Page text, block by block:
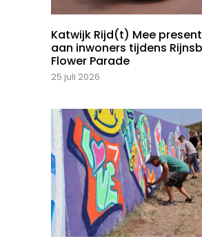
Katwijk Rijd(t) Mee
aan inwoners tijdens
Flower Parade
25 juli 2026